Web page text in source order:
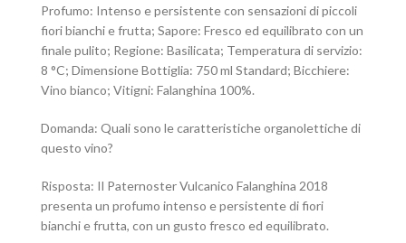
Profumo: Intenso e persistente con sensazioni di piccoli
fiori bianchi e frutta; Sapore: Fresco ed equilibrato con un
finale pulito; Regione: Basilicata; Temperatura di servizio:
8 °C; Dimensione Bottiglia: 750 ml Standard; Bicchiere:
Vino bianco; Vitigni: Falanghina 100%.
Domanda: Quali sono le caratteristiche organolettiche di
questo vino?
Risposta: Il Paternoster Vulcanico Falanghina 2018
presenta un profumo intenso e persistente di fiori
bianchi e frutta, con un gusto fresco ed equilibrato.